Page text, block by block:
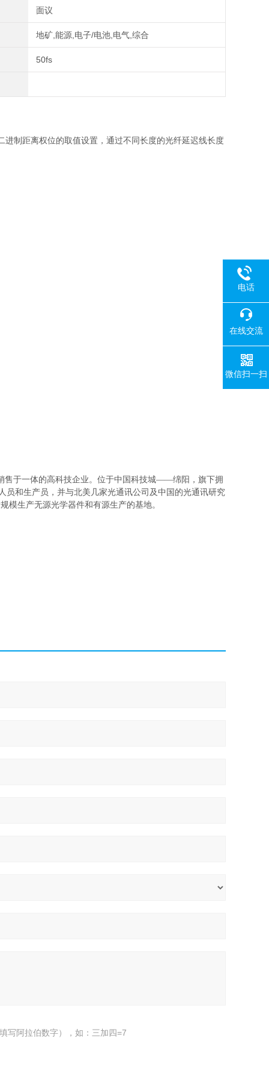
面议
地矿,能源,电子/电池,电气,综合
50fs
进制距离权位的取值设置，通过不同长度的光纤延迟线长度
售于一体的高科技企业。位于中国科技城——绵阳，旗下拥
员和生产员，并与北美几家光通讯公司及中国的光通讯研究
模生产无源光学器件和有源生产的基地。
写阿拉伯数字），如：三加四=7
电话
在线交流
微信扫一扫